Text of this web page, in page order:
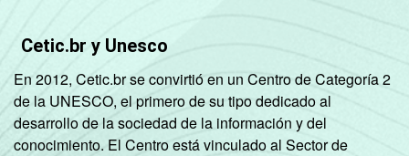
De 501 a
matrículas
Cetic.br y Unesco
En 2012, Cetic.br se convirtió en un Centro de Categoría 2
de la UNESCO, el primero de su tipo dedicado al
desarrollo de la sociedad de la información y del
conocimiento. El Centro está vinculado al Sector de